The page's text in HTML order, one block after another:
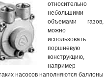
относительно
небольшими
объемами газов,
можно
использовать
поршневую
конструкцию,
например
насосов наполняются баллоны